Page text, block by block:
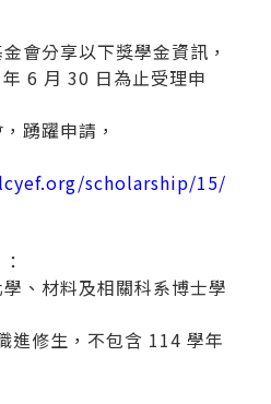
會分享以下獎學金資訊，
6 月 30 日為止受理申
踴躍申請，
scholarship/15/
、材料及相關科系博士學
進修生，不包含 114 學年